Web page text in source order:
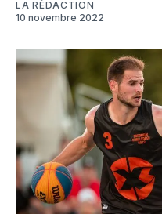
LA RÉDACTION
10 novembre 2022